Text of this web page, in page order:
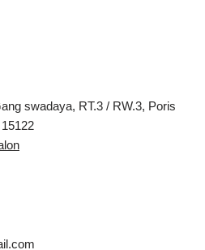
swadaya, RT.3 / RW.3, Poris